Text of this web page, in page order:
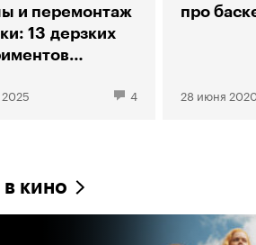
и перемонтаж
13 дерзких
4
про
28 июня 2020
кино